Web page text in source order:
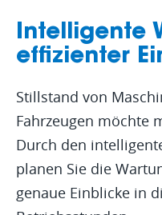
Intelligente
effizienter
Stillstand von
Fahrzeugen möchte
Durch den
planen Sie die
genaue Einblicke in